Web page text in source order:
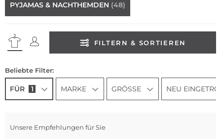
PYJAMAS & NACHTHEMDEN (48)
FILTERN & SORTIEREN
Beliebte Filter:
FÜR 1 MARKE GRÖSSE NEU
Unsere Empfehlungen für Sie